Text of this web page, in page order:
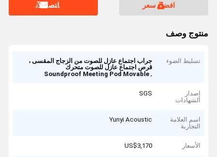
افضل سعر ﺎﺘﺼﻟ ﺍﻶﻧ
منتوج وصف
تسليط الضوء
جراب اجتماع عازل للصوت من الزجاج المقسى ،
قرص اجتماع عازل للصوت متحرك
,
Soundproof Meeting Pod Movable
إصدار
الشهادات
SGS
اسم العلامة
التجارية
Yunyi Acoustic
الأسعار US$3,170